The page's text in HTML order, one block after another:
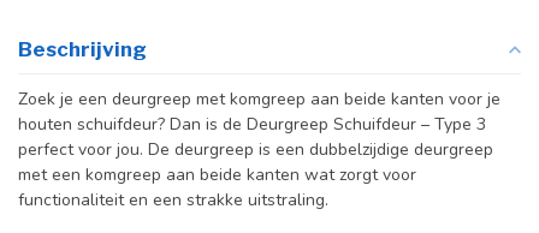
Beschrijving
Zoek je een deurgreep met komgreep aan beide kanten voor je
houten schuifdeur? Dan is de Deurgreep Schuifdeur – Type 3
perfect voor jou. De deurgreep is een dubbelzijdige deurgreep
met een komgreep aan beide kanten wat zorgt voor
functionaliteit en een strakke uitstraling.